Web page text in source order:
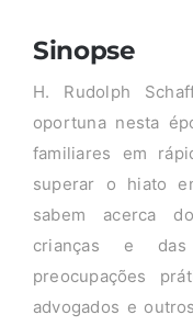
Sinopse
H. Rudolph
oportuna nesta
familiares em
superar o hiato
sabem acerca
crianças e
preocupações
advogados e